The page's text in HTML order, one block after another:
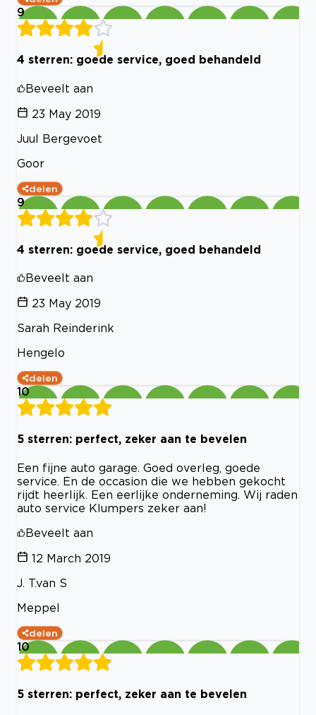
9
4 sterren: goede service, goed behandeld
Beveelt aan
23 May 2019
Juul Bergevoet
Goor
delen
9
4 sterren: goede service, goed behandeld
Beveelt aan
23 May 2019
Sarah Reinderink
Hengelo
delen
10
5 sterren: perfect, zeker aan te bevelen
Een fijne auto garage. Goed overleg, goede
service. En de occasion die we hebben gekocht
rijdt heerlijk. Een eerlijke onderneming. Wij raden
auto service Klumpers zeker aan!
Beveelt aan
12 March 2019
J. T.van S
Meppel
delen
10
5 sterren: perfect, zeker aan te bevelen